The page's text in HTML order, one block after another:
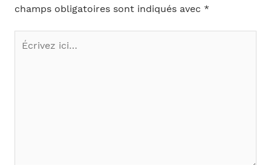
champs obligatoires sont indiqués avec *
Écrivez
ici…